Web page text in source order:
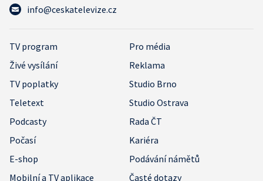
info@ceskatelevize.cz
TV program
Pro média
Živé vysílání
Reklama
TV poplatky
Studio Brno
Teletext
Studio Ostrava
Podcasty
Rada ČT
Počasí
Kariéra
E-shop
Podávání námětů
Mobilní a TV aplikace
Časté dotazy